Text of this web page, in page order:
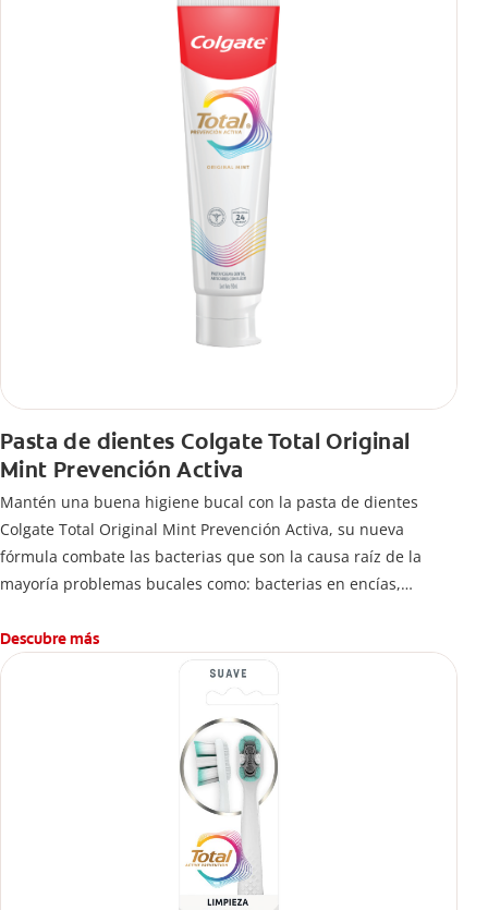
Pasta de dientes Colgate Total Original
Mint Prevención Activa
Mantén una buena higiene bucal con la pasta de dientes
Colgate Total Original Mint Prevención Activa, su nueva
fórmula combate las bacterias que son la causa raíz de la
mayoría problemas bucales como: bacterias en encías,
caries.
Descubre más